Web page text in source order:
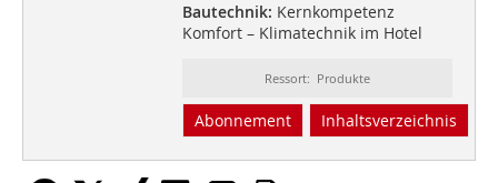
Bautechnik: Kernkompetenz
Komfort – Klimatechnik im Hotel
Ressort: Produkte
Abonnement Inhaltsverzeichnis